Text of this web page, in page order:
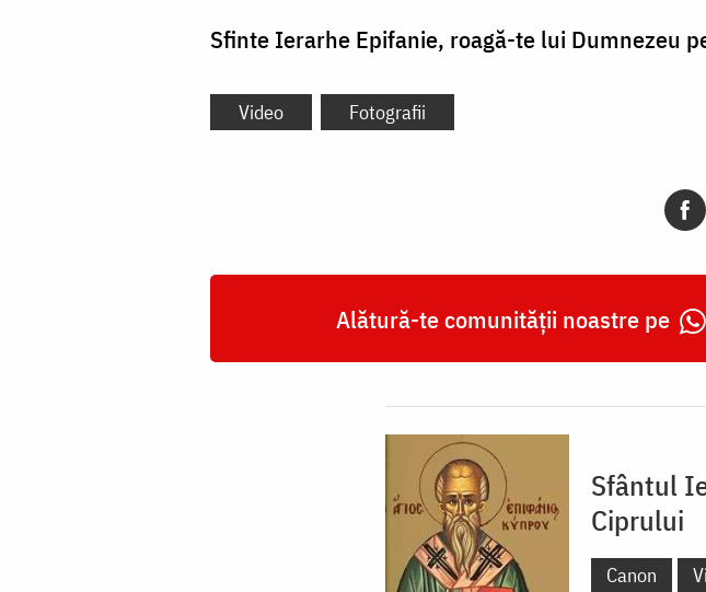
Sfinte Ierarhe Epifanie, roagă-te lui Dumnezeu
Video Fotografii
Alătură-te comunității noastre pe
Sfântul
Ciprului
Canon